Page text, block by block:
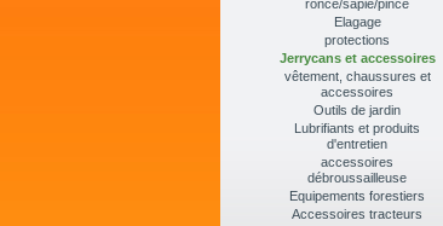
ronce/sapie/pince
Elagage
protections
Jerrycans et accessoires
vêtement, chaussures et
accessoires
Outils de jardin
Lubrifiants et produits
d'entretien
accessoires
débroussailleuse
Equipements forestiers
Accessoires tracteurs